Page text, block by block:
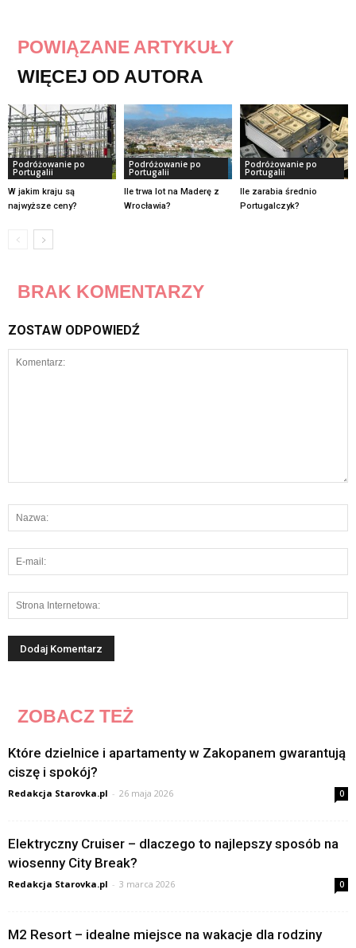
POWIĄZANE ARTYKUŁY
WIĘCEJ OD AUTORA
Podróżowanie po
Portugalii
W jakim kraju są
najwyższe ceny?
Podróżowanie po
Portugalii
Ile trwa lot na Maderę z
Wrocławia?
Podróżowanie po
Portugalii
Ile zarabia średnio
Portugalczyk?
BRAK KOMENTARZY
ZOSTAW ODPOWIEDŹ
ZOBACZ TEŻ
Które dzielnice i apartamenty w Zakopanem gwarantują
ciszę i spokój?
Redakcja Starovka.pl - 26 maja 2026 0
Elektryczny Cruiser – dlaczego to najlepszy sposób na
wiosenny City Break?
Redakcja Starovka.pl - 3 marca 2026 0
M2 Resort – idealne miejsce na wakacje dla rodziny